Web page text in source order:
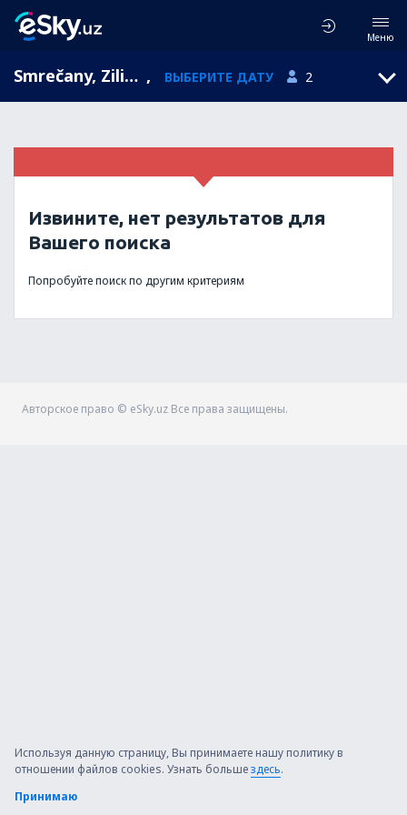
Меню
Smrečany, Zilina Region, Словакия , ВЫБЕРИТЕ ДАТУ 2
Извините, нет результатов для
Вашего поиска
Попробуйте поиск по другим критериям
Авторское право © eSky.uz Все права защищены.
Используя данную страницу, Вы принимаете нашу политику в
отношении файлов cookies. Узнать большездесь.
Принимаю